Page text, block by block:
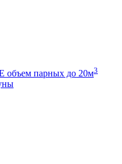
объем парных до 20м3